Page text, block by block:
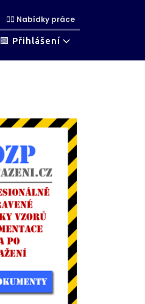
👷‍♀ Nabídky práce
🟩 Přihlášení